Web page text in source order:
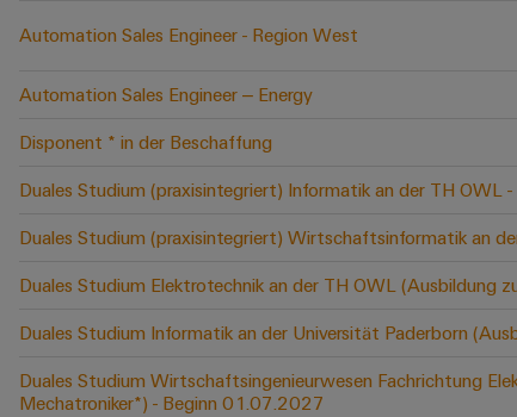
Automation Sales Engineer - Region West
Automation Sales Engineer – Energy
Disponent * in der Beschaffung
Duales Studium (praxisintegriert) Informatik an der TH OWL
Duales Studium (praxisintegriert) Wirtschaftsinformatik an
Duales Studium Elektrotechnik an der TH OWL (Ausbildung
Duales Studium Informatik an der Universität Paderborn
Duales Studium Wirtschaftsingenieurwesen Fachrichtung
Mechatroniker*) - Beginn 01.07.2027